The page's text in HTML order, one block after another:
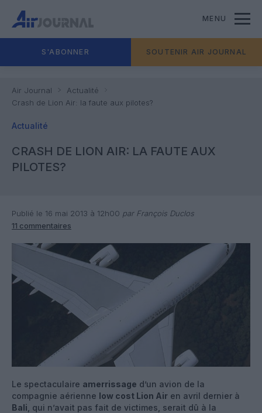
MENU
S'ABONNER SOUTENIR AIR JOURNAL
Air Journal
Actualité
Crash de Lion Air: la faute aux pilotes?
Actualité
CRASH DE LION AIR: LA FAUTE AUX
PILOTES?
Publié le 16 mai 2013 à 12h00 par François Duclos
11 commentaires
Le spectaculaire amerrissage d’un avion de la
compagnie aérienne low cost Lion Air en avril dernier à
Bali , qui n’avait pas fait de victimes, serait dû à la